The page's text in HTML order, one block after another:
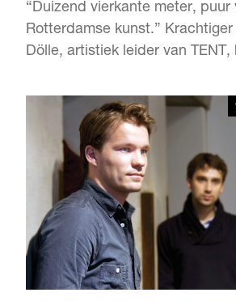
“Duizend vierkante meter, puur
Rotterdamse kunst.”
Dölle, artistiek leider van TENT,
moeiteloos gevuld door zowel
kunstenaars als gevestigde
een talent is er in de stad.
inspireert tot creativiteit. De s…